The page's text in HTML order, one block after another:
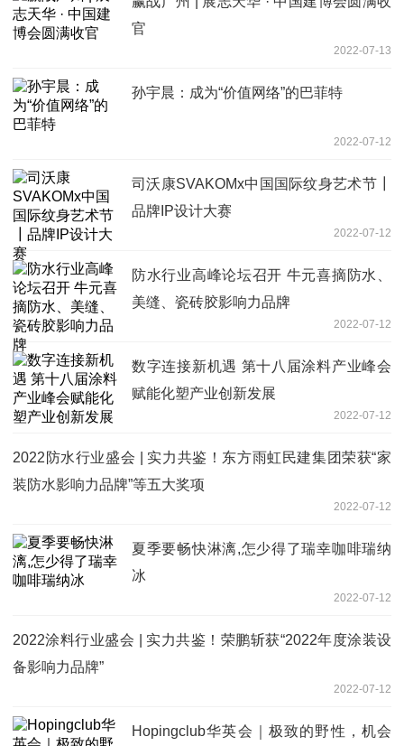
官
2022-07-13
孙宇晨：成为“价值网络”的巴菲特
2022-07-12
司沃康SVAKOMx中国国际纹身艺术节┃
品牌IP设计大赛
2022-07-12
防水行业高峰论坛召开 牛元喜摘防水、
美缝、瓷砖胶影响力品牌
2022-07-12
数字连接新机遇 第十八届涂料产业峰会
赋能化塑产业创新发展
2022-07-12
2022防水行业盛会 | 实力共鉴！东方雨虹民建集团荣获“家
装防水影响力品牌”等五大奖项
2022-07-12
夏季要畅快淋漓,怎少得了瑞幸咖啡瑞纳
冰
2022-07-12
2022涂料行业盛会 | 实力共鉴！荣鹏斩获“2022年度涂装设
备影响力品牌”
2022-07-12
Hopingclub华英会｜极致的野性，机会